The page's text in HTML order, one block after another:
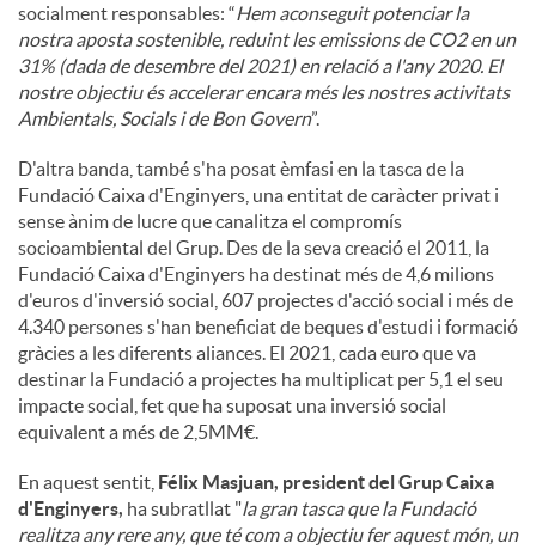
socialment responsables: “Hem aconseguit potenciar la
nostra aposta sostenible, reduint les emissions de CO2 en un
31% (dada de desembre del 2021) en relació a l'any 2020. El
nostre objectiu és accelerar encara més les nostres activitats
Ambientals, Socials i de Bon Govern”.
D'altra banda, també s'ha posat èmfasi en la tasca de la
Fundació Caixa d'Enginyers, una entitat de caràcter privat i
sense ànim de lucre que canalitza el compromís
socioambiental del Grup. Des de la seva creació el 2011, la
Fundació Caixa d'Enginyers ha destinat més de 4,6 milions
d'euros d'inversió social, 607 projectes d'acció social i més de
4.340 persones s'han beneficiat de beques d'estudi i formació
gràcies a les diferents aliances. El 2021, cada euro que va
destinar la Fundació a projectes ha multiplicat per 5,1 el seu
impacte social, fet que ha suposat una inversió social
equivalent a més de 2,5MM€.
En aquest sentit, Félix Masjuan, president del Grup Caixa
d'Enginyers, ha subratllat "la gran tasca que la Fundació
realitza any rere any, que té com a objectiu fer aquest món, un